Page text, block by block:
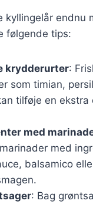
kyllingelår endnu
følgende tips:
krydderurter:
som timian,
tilføje en ekstra
med
med
balsamico
: Bag